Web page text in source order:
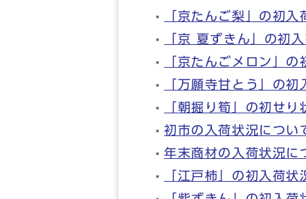
「京たんご梨」の初入
「京 夏ずきん」の初
「京たんごメロン」
「万願寺甘とう」の初
「朝掘り筍」の初せり
初市の入荷状況につい
年末商材の入荷状況に
「江戸柿」の初入荷状